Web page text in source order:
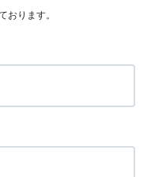
おります。